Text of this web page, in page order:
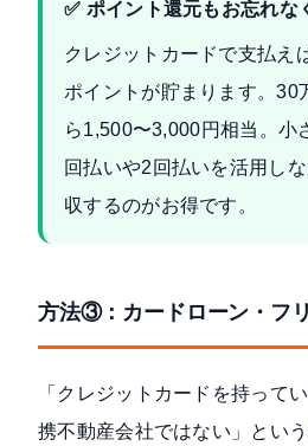
✅ ポイント還元もお忘れな
クレジットカードで支払え
ポイントが貯まります。30
ら1,500〜3,000円相当。小
回払いや2回払いを活用し
収するのがお得です。
方法③：カードローン・フ
「クレジットカードを持って
携不動産会社ではない」とい